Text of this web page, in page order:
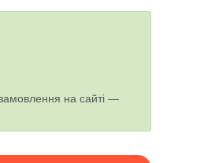
на сайті —